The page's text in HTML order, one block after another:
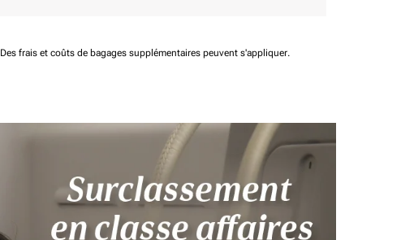
Des frais et coûts de bagages supplémentaires peuvent s'appliquer.